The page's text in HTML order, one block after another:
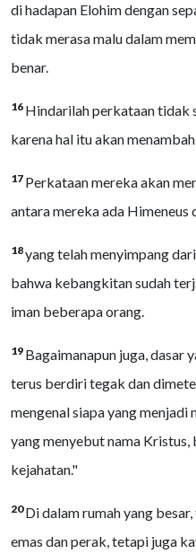
di hadapan Elohim dengan
tidak merasa malu dalam
benar.
16 Hindarilah perkataan tidak
karena hal itu akan
17 Perkataan mereka akan
antara mereka ada Himeneus
18yang telah menyimpang
bahwa kebangkitan sudah
iman beberapa orang.
19 Bagaimanapun juga, dasar
terus berdiri tegak dan
mengenal siapa yang
yang menyebut nama
kejahatan."
20Di dalam rumah yang
emas dan perak, tetapi juga